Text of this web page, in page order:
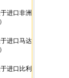
进口非洲
进口马达
进口比利